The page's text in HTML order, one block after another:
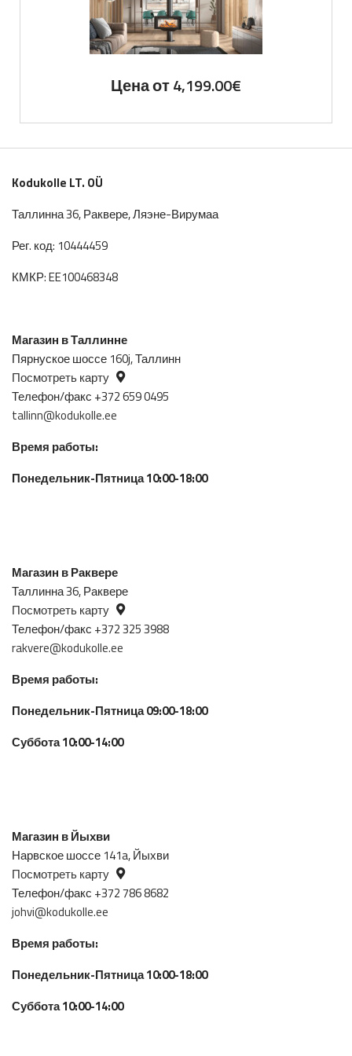
Цена от4,199.00€
Kodukolle LT. OÜ
Таллинна 36, Раквере, Ляэне-Вирумаа
Рег. код: 10444459
КМКР: EE100468348
Магазин в Таллинне
Пярнуское шоссе 160j, Таллинн
Посмотреть карту
Телефон/факс +372 659 0495
tallinn@kodukolle.ee
Время работы:
Понедельник-Пятница 10:00-18:00
Магазин в Раквере
Таллинна 36, Раквере
Посмотреть карту
Телефон/факс +372 325 3988
rakvere@kodukolle.ee
Время работы:
Понедельник-Пятница 09:00-18:00
Суббота 10:00-14:00
Магазин в Йыхви
Нарвское шоссе 141a, Йыхви
Посмотреть карту
Телефон/факс +372 786 8682
johvi@kodukolle.ee
Время работы:
Понедельник-Пятница 10:00-18:00
Суббота 10:00-14:00